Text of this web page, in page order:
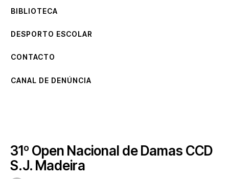
BIBLIOTECA
DESPORTO ESCOLAR
CONTACTO
CANAL DE DENÚNCIA
31º Open Nacional de Damas CCD
S.J. Madeira